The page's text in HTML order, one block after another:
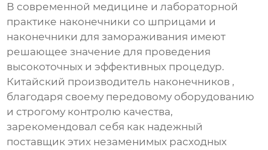
В современной медицине и лабораторной
практике наконечники со шприцами и
наконечники для замораживания имеют
решающее значение для проведения
высокоточных и эффективных процедур.
Китайский производитель наконечников ,
благодаря своему передовому оборудованию
и строгому контролю качества,
зарекомендовал себя как надежный
поставщик этих незаменимых расходных